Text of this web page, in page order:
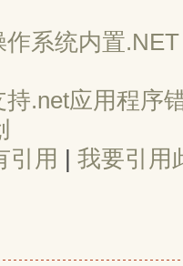
系统内置
.net应用程序
引用 | 我要引用